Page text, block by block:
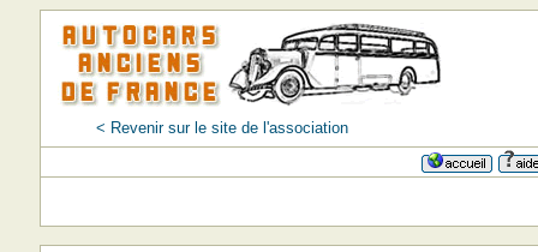
< Revenir sur le site de l'association